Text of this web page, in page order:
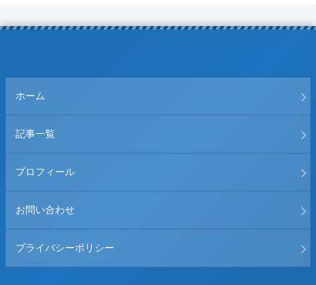
ホーム
記事一覧
プロフィール
お問い合わせ
プライバシーポリシー